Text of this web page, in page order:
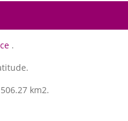
.
km2.